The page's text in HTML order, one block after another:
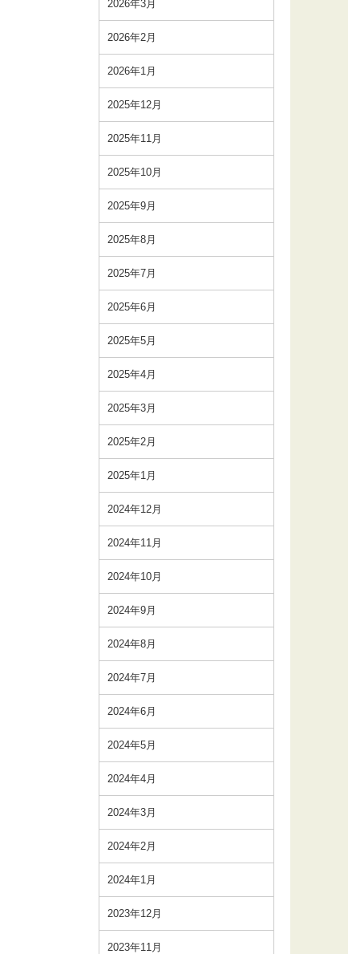
2026年3月
2026年2月
2026年1月
2025年12月
2025年11月
2025年10月
2025年9月
2025年8月
2025年7月
2025年6月
2025年5月
2025年4月
2025年3月
2025年2月
2025年1月
2024年12月
2024年11月
2024年10月
2024年9月
2024年8月
2024年7月
2024年6月
2024年5月
2024年4月
2024年3月
2024年2月
2024年1月
2023年12月
2023年11月